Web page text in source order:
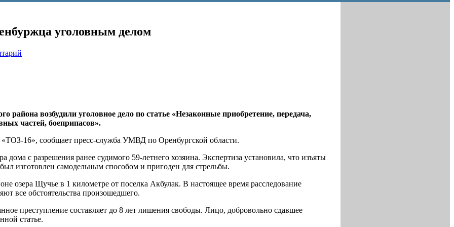
уголовным делом
района возбудили уголовное дело по статье «Незаконные приобретение, передача,
частей, боеприпасов».
16», сообщает пресс-служба УМВД по Оренбургской области.
с разрешения ранее судимого 59-летнего хозяина. Экспертиза установила, что изъяты
изготовлен самодельным способом и пригоден для стрельбы.
озера Щучье в 1 километре от поселка Акбулак. В настоящее время расследование
все обстоятельства произошедшего.
преступление составляет до 8 лет лишения свободы. Лицо, добровольно сдавшее
статье.